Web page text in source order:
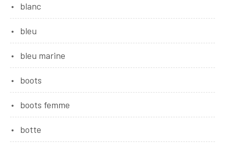
blanc
bleu
bleu marine
boots
boots femme
botte